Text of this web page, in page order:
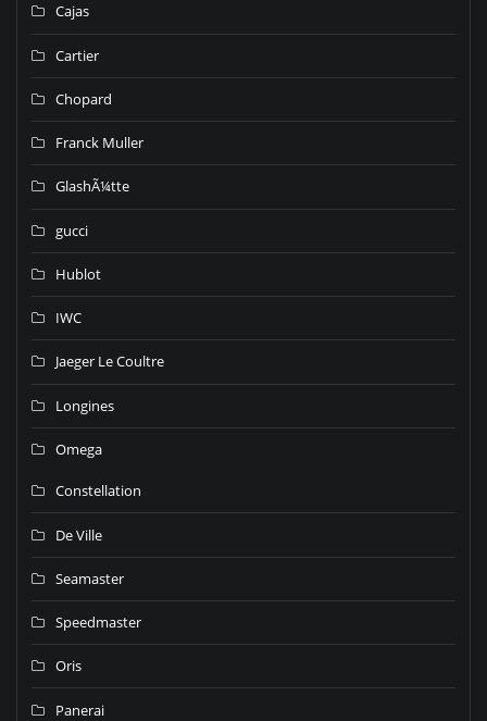
Cajas
Cartier
Chopard
Franck Muller
GlashÃ¼tte
gucci
Hublot
IWC
Jaeger Le Coultre
Longines
Omega
Constellation
De Ville
Seamaster
Speedmaster
Oris
Panerai